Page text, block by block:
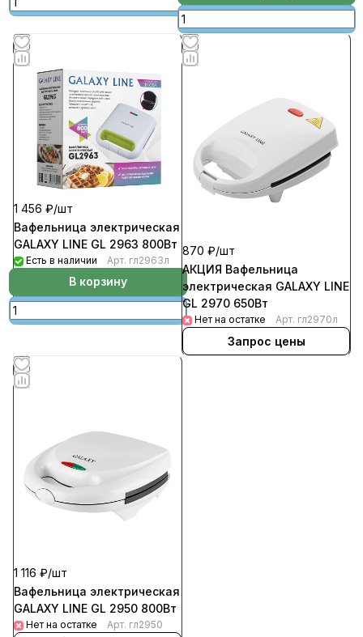
1 456 ₽/шт
Вафельница электрическая
GALAXY LINE GL 2963 800Вт
Есть в наличии Арт. гл2963л
В корзину
870 ₽/шт
АКЦИЯ Вафельница
электрическая GALAXY LINE
GL 2970 650Вт
Нет на остатке Арт. гл2970л
Запрос цены
1 116 ₽/шт
Вафельница электрическая
GALAXY LINE GL 2950 800Вт
Нет на остатке Арт. гл2950